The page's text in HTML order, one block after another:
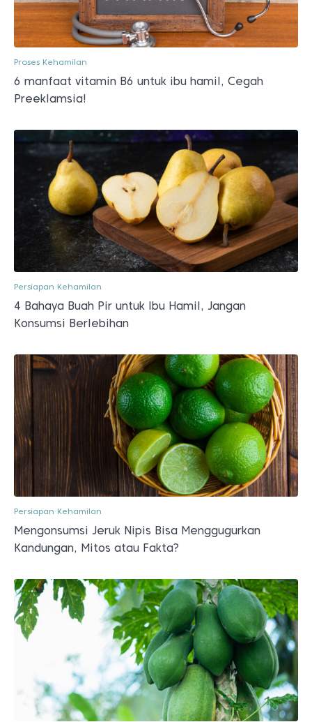
Proses Kehamilan
6 manfaat vitamin B6 untuk ibu hamil, Cegah
Preeklamsia!
Persiapan Kehamilan
4 Bahaya Buah Pir untuk Ibu Hamil, Jangan
Konsumsi Berlebihan
Persiapan Kehamilan
Mengonsumsi Jeruk Nipis Bisa Menggugurkan
Kandungan, Mitos atau Fakta?